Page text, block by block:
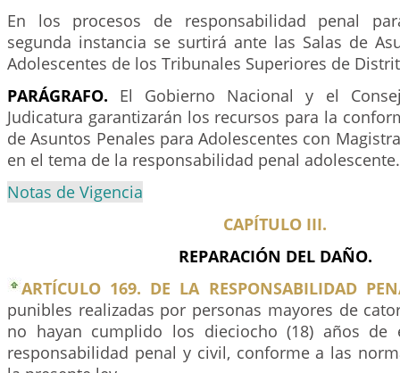
En los procesos de responsabilidad penal
segunda instancia se surtirá ante las Salas de
Adolescentes de los Tribunales Superiores de
PARÁGRAFO. El Gobierno Nacional y el
Judicatura garantizarán los recursos para la
de Asuntos Penales para Adolescentes con
en el tema de la responsabilidad penal adolescente.
Notas de Vigencia
CAPÍTULO III.
REPARACIÓN DEL DAÑO.
ARTÍCULO 169. DE LA RESPONSABILIDAD
punibles realizadas por personas mayores de
no hayan cumplido los dieciocho (18) años de
responsabilidad penal y civil, conforme a las